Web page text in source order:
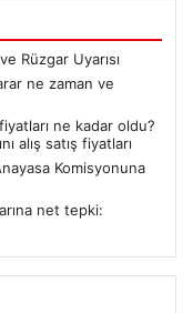
Rüzgar Uyarısı
ne zaman ve
ne kadar oldu?
alış satış fiyatları
Komisyonuna
net tepki: